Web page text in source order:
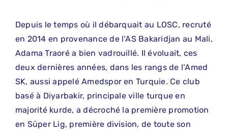
Depuis le temps où il débarquait au LOSC, recruté
en 2014 en provenance de l’AS Bakaridjan au Mali,
Adama Traoré a bien vadrouillé. Il évoluait, ces
deux dernières années, dans les rangs de l’Amed
SK, aussi appelé Amedspor en Turquie. Ce club
basé à Diyarbakir, principale ville turque en
majorité kurde, a décroché la première promotion
en Süper Lig, première division, de toute son